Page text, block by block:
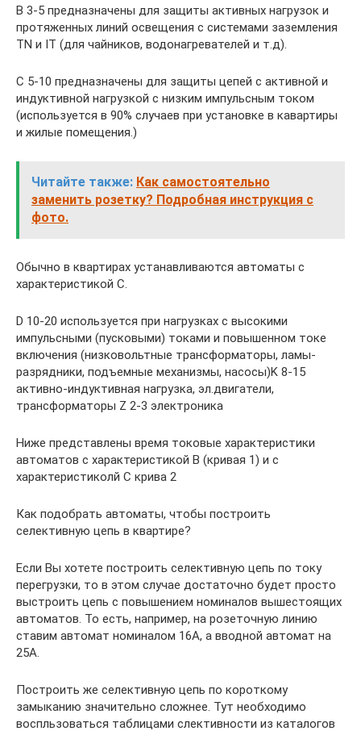
B 3-5 предназначены для защиты активных нагрузок и
протяженных линий освещения с системами заземления
TN и IT (для чайников, водонагревателей и т.д).
С 5-10 предназначены для защиты цепей с активной и
индуктивной нагрузкой с низким импульсным током
(используется в 90% случаев при установке в кавартиры
и жилые помещения.)
Читайте также: Как самостоятельно
заменить розетку? Подробная инструкция с
фото.
Обычно в квартирах устанавливаются автоматы с
характеристикой С.
D 10-20 используется при нагрузках с высокими
импульсными (пусковыми) токами и повышенном токе
включения (низковольтные трансформаторы, ламы-
разрядники, подъемные механизмы, насосы)K 8-15
активно-индуктивная нагрузка, эл.двигатели,
трансформаторы Z 2-3 электроника
Ниже представлены время токовые характеристики
автоматов с характеристикой B (кривая 1) и с
характеристиколй C крива 2
Как подобрать автоматы, чтобы построить
селективную цепь в квартире?
Если Вы хотете построить селективную цепь по току
перегрузки, то в этом случае достаточно будет просто
выстроить цепь с повышением номиналов вышестоящих
автоматов. То есть, например, на розеточную линию
ставим автомат номиналом 16А, а вводной автомат на
25А.
Построить же селективную цепь по короткому
замыканию значительно сложнее. Тут необходимо
воспльзоваться таблицами слективности из каталогов